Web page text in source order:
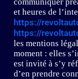
et heures de
https://
https://
les mentions
moment : elles
est invité à s’y
d’en prendre